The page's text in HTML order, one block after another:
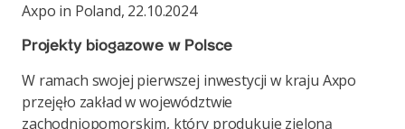
Axpo in Poland, 22.10.2024
Projekty biogazowe w Polsce
W ramach swojej pierwszej inwestycji w kraju Axpo
przejęło zakład w województwie
zachodniopomorskim, który produkuje zieloną